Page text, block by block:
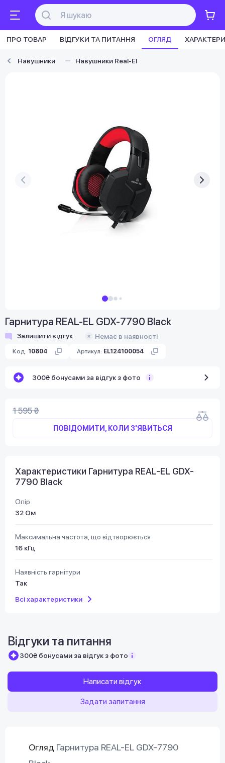
ПРО ТОВАР ВІДГУКИ ТА ПИТАННЯ ОГЛЯД
Навушники Навушники Real-El
Гарнитура REAL-EL GDX-7790 Black
Залишити відгук Немає в наявності
Код: 10804 Артикул: EL124100054
300₴ бонусами за відгук з фото
1 595 ₴
ПОВІДОМИТИ, КОЛИ З'ЯВИТЬСЯ
Характеристики Гарнитура REAL-EL GDX-
7790 Black
Опір
32 Ом
Максимальна частота, що відтворюється
16 кГц
Наявність гарнітури
Так
Всі характеристики
Відгуки та питання
300₴ бонусами за відгук з фото
Написати відгук
Задати запитання
Огляд Гарнитура REAL-EL GDX-7790